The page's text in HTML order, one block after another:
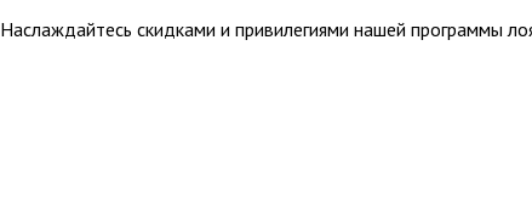
Наслаждайтесь скидками и привилегиями нашей программы